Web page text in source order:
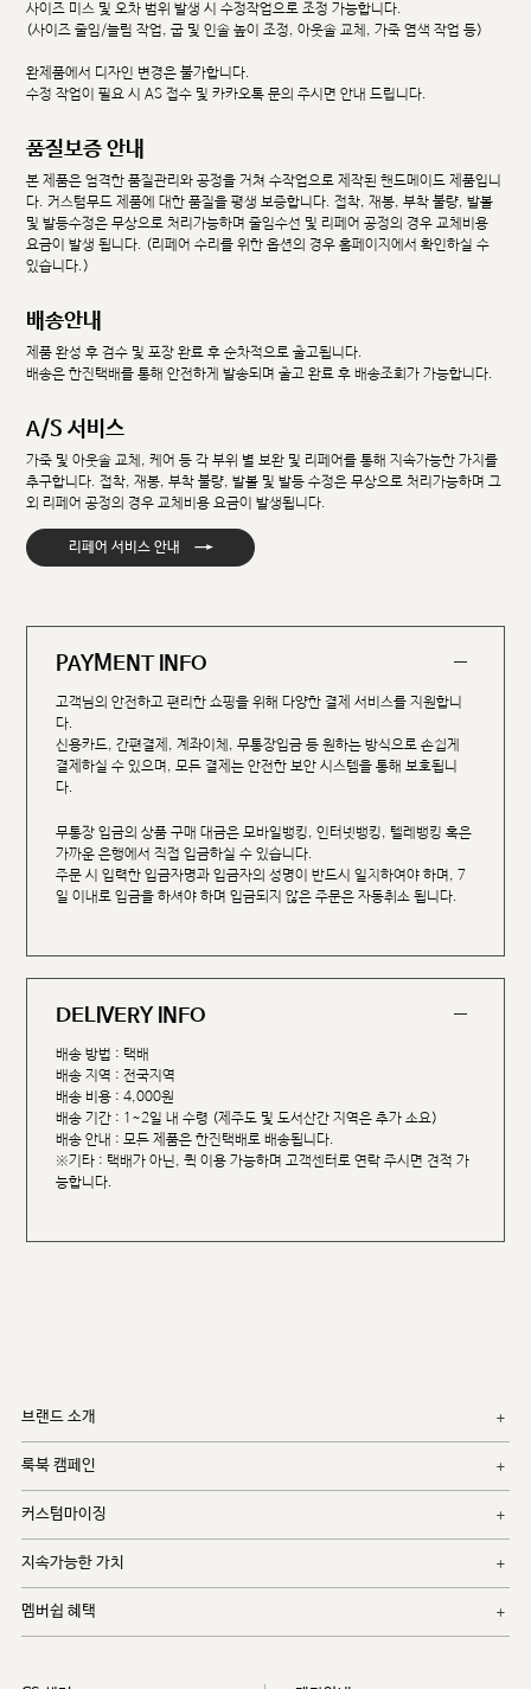
사이즈 미스 및 오차 범위 발생 시 수정작업으로 조정 가능합니다.
(사이즈 줄임/늘림 작업, 굽 및 인솔 높이 조정, 아웃솔 교체, 가죽 염색 작업 등)
완제품에서 디자인 변경은 불가합니다.
수정 작업이 필요 시 AS 접수 및 카카오톡 문의 주시면 안내 드립니다.
품질보증 안내
본 제품은 엄격한 품질관리와 공정을 거쳐 수작업으로 제작된 핸드메이드 제품입니
다. 커스텀무드 제품에 대한 품질을 평생 보증합니다. 접착, 재봉, 부착 불량, 발볼
및 발등수정은 무상으로 처리가능하며 줄임수선 및 리페어 공정의 경우 교체비용
요금이 발생 됩니다. (리페어 수리를 위한 옵션의 경우 홈페이지에서 확인하실 수
있습니다.)
배송안내
제품 완성 후 검수 및 포장 완료 후 순차적으로 출고됩니다.
배송은 한진택배를 통해 안전하게 발송되며 출고 완료 후 배송조회가 가능합니다.
A/S 서비스
가죽 및 아웃솔 교체, 케어 등 각 부위 별 보완 및 리페어를 통해 지속가능한 가치를
추구합니다. 접착, 재봉, 부착 불량, 발볼 및 발등 수정은 무상으로 처리가능하며 그
외 리페어 공정의 경우 교체비용 요금이 발생됩니다.
리페어 서비스 안내 →
PAYMENT INFO
고객님의 안전하고 편리한 쇼핑을 위해 다양한 결제 서비스를 지원합니
다.
신용카드, 간편결제, 계좌이체, 무통장입금 등 원하는 방식으로 손쉽게
결제하실 수 있으며, 모든 결제는 안전한 보안 시스템을 통해 보호됩니
다.
무통장 입금의 상품 구매 대금은 모바일뱅킹, 인터넷뱅킹, 텔레뱅킹 혹은
가까운 은행에서 직접 입금하실 수 있습니다.
주문 시 입력한 입금자명과 입금자의 성명이 반드시 일치하여야 하며, 7
일 이내로 입금을 하셔야 하며 입금되지 않은 주문은 자동취소 됩니다.
DELIVERY INFO
배송 방법 : 택배
배송 지역 : 전국지역
배송 비용 : 4,000원
배송 기간 : 1~2일 내 수령 (제주도 및 도서산간 지역은 추가 소요)
배송 안내 : 모든 제품은 한진택배로 배송됩니다.
※기타 : 택배가 아닌, 퀵 이용 가능하며 고객센터로 연락 주시면 견적 가
능합니다.
브랜드 소개
룩북 캠페인
커스텀마이징
지속가능한 가치
멤버쉽 혜택